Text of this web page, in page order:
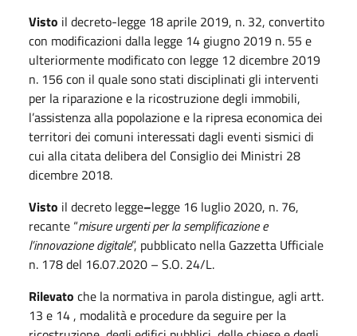
Visto il decreto-legge 18 aprile 2019, n. 32, convertito
con modificazioni dalla legge 14 giugno 2019 n. 55 e
ulteriormente modificato con legge 12 dicembre 2019
n. 156 con il quale sono stati disciplinati gli interventi
per la riparazione e la ricostruzione degli immobili,
l’assistenza alla popolazione e la ripresa economica dei
territori dei comuni interessati dagli eventi sismici di
cui alla citata delibera del Consiglio dei Ministri 28
dicembre 2018.
Visto il decreto legge–legge 16 luglio 2020, n. 76,
recante “misure urgenti per la semplificazione e
l’innovazione digitale”, pubblicato nella Gazzetta Ufficiale
n. 178 del 16.07.2020 – S.O. 24/L.
Rilevato che la normativa in parola distingue, agli artt.
13 e 14 , modalità e procedure da seguire per la